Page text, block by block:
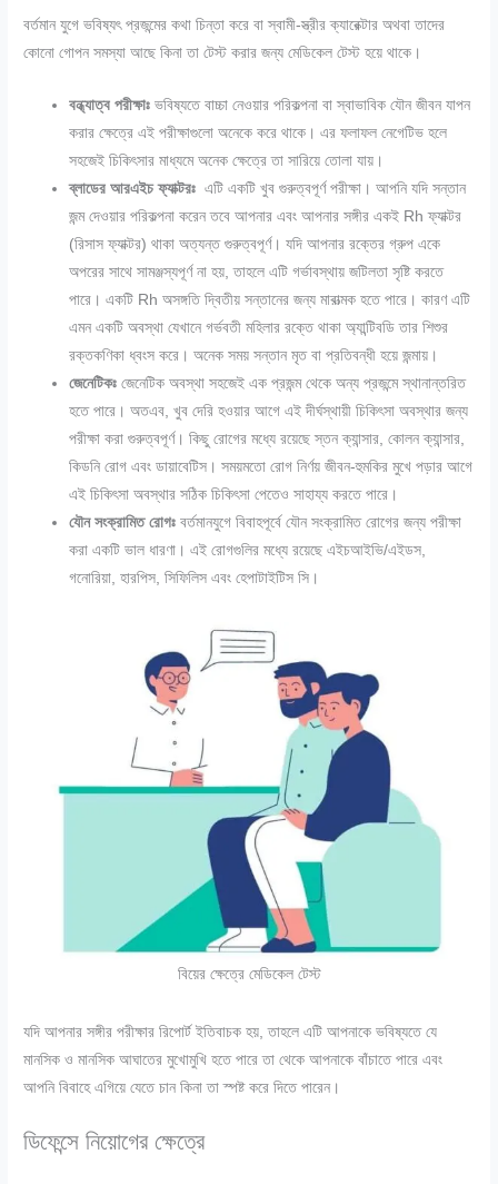
বর্তমান যুগে ভবিষ্যৎ প্রজন্মের কথা চিন্তা করে বা স্বামী-স্ত্রীর ক্যারেক্টার অথবা তাদের
কোনো গোপন সমস্যা আছে কিনা তা টেস্ট করার জন্য মেডিকেল টেস্ট হয়ে থাকে।
বন্ধ্যাত্ব পরীক্ষাঃ ভবিষ্যতে বাচ্চা নেওয়ার পরিকল্পনা বা স্বাভাবিক যৌন জীবন যাপন
করার ক্ষেত্রে এই পরীক্ষাগুলো অনেকে করে থাকে। এর ফলাফল নেগেটিভ হলে
সহজেই চিকিৎসার মাধ্যমে অনেক ক্ষেত্রে তা সারিয়ে তোলা যায়।
ব্লাডের আরএইচ ফ্যাক্টরঃ এটি একটি খুব গুরুত্বপূর্ণ পরীক্ষা। আপনি যদি সন্তান
জন্ম দেওয়ার পরিকল্পনা করেন তবে আপনার এবং আপনার সঙ্গীর একই Rhফ্যাক্টর
(রিসাস ফ্যাক্টর) থাকা অত্যন্ত গুরুত্বপূর্ণ। যদি আপনার রক্তের গ্রুপ একে
অপরের সাথে সামঞ্জস্যপূর্ণ না হয় ,তাহলে এটি গর্ভাবস্থায় জটিলতা সৃষ্টি করতে
পারে। একটি Rhঅসঙ্গতি দ্বিতীয় সন্তানের জন্য মারাত্মক হতে পারে। কারণ এটি
এমন একটি অবস্থা যেখানে গর্ভবতী মহিলার রক্তে থাকা অ্যান্টিবডি তার শিশুর
রক্তকণিকা ধ্বংস করে। অনেক সময় সন্তান মৃত বা প্রতিবন্ধী হয়ে জন্মায়।
জেনেটিকঃ জেনেটিক অবস্থা সহজেই এক প্রজন্ম থেকে অন্য প্রজন্মে স্থানান্তরিত
হতে পারে। অতএব ,খুব দেরি হওয়ার আগে এই দীর্ঘস্থায়ী চিকিৎসা অবস্থার জন্য
পরীক্ষা করা গুরুত্বপূর্ণ। কিছু রোগের মধ্যে রয়েছে স্তন ক্যান্সার ,কোলন ক্যান্সার
কিডনি রোগ এবং ডায়াবেটিস। সময়মতো রোগ নির্ণয় জীবন-হুমকির মুখে পড়ার আগে
এই চিকিৎসা অবস্থার সঠিক চিকিৎসা পেতেও সাহায্য করতে পারে।
যৌন সংক্রামিত রোগঃ বর্তমানযুগে বিবাহপূর্বে যৌন সংক্রামিত রোগের জন্য পরীক্ষা
করা একটি ভাল ধারণা। এই রোগগুলির মধ্যে রয়েছে এইচআইভি/এইডস
গনোরিয়া ,হারপিস ,সিফিলিস এবং হেপাটাইটিস সি।
বিয়ের ক্ষেত্রে মেডিকেল টেস্ট
যদি আপনার সঙ্গীর পরীক্ষার রিপোর্ট ইতিবাচক হয়,তাহলে এটি আপনাকে ভবিষ্যতে যে
মানসিক ও মানসিক আঘাতের মুখোমুখি হতে পারে তা থেকে আপনাকে বাঁচাতে পারে এবং
আপনি বিবাহে এগিয়ে যেতে চান কিনা তা স্পষ্ট করে দিতে পারেন।
ডিফেন্সে নিয়োগের ক্ষেত্রে